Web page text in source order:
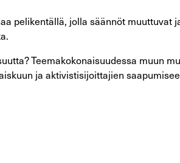
pelikentällä, jolla säännöt
Teemakokonaisuudessa muun
ja aktivistisijoittajien